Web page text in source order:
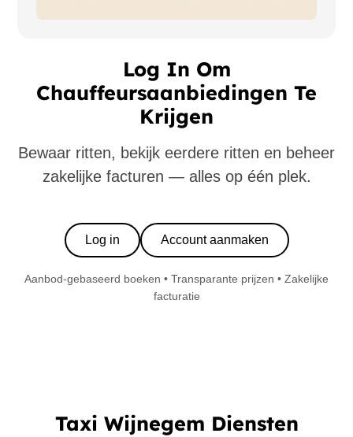
Log In Om
Chauffeursaanbiedingen Te
Krijgen
Bewaar ritten, bekijk eerdere ritten en beheer
zakelijke facturen — alles op één plek.
Log in Account aanmaken
Aanbod-gebaseerd boeken • Transparante prijzen • Zakelijke
facturatie
Taxi Wijnegem Diensten